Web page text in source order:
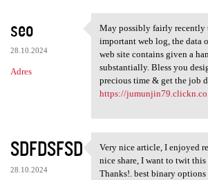
seo
28.10.2024
Adres
May possibly fairly
May possibly fairly recently
important web log, the data
web site contains given a
substantially. Bless you
precious time & get the job
https://
SDFDSFSD
28.10.2024
Very nice article, I
Very nice article, I enjoyed
nice share, I want to twit
Thanks!. best binary options